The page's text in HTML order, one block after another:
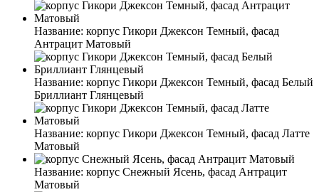
Название: корпус Гикори Джексон Темный, фасад
Антрацит Матовый
Название: корпус Гикори Джексон Темный, фасад Белый
Бриллиант Глянцевый
Название: корпус Гикори Джексон Темный, фасад Латте
Матовый
Название: корпус Снежный Ясень, фасад Антрацит
Матовый